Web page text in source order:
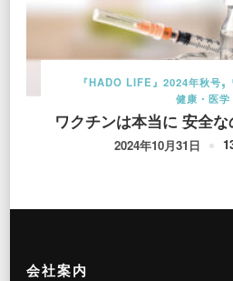
『HADO LIFE』2024年秋号
健康・医学
ワクチンは本当に 安全な
2024年10月31日
会社案内